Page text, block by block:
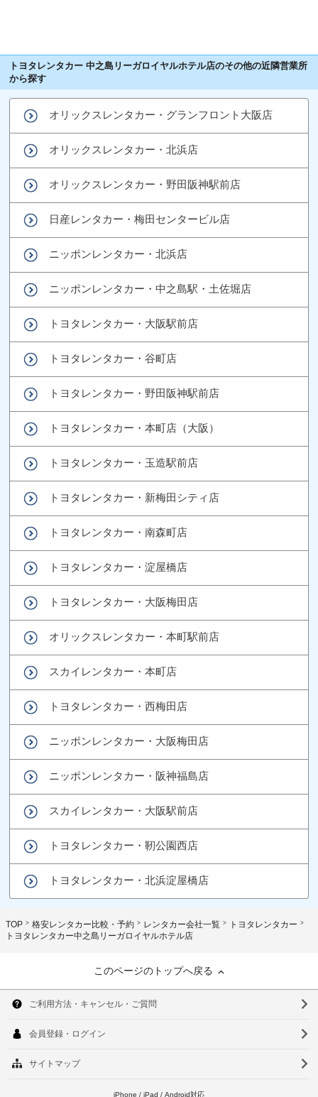
トヨタレンタカー 中之島リーガロイヤルホテル店のその他の近隣営業所
から探す
オリックスレンタカー・グランフロント大阪店
オリックスレンタカー・北浜店
オリックスレンタカー・野田阪神駅前店
日産レンタカー・梅田センタービル店
ニッポンレンタカー・北浜店
ニッポンレンタカー・中之島駅・土佐堀店
トヨタレンタカー・大阪駅前店
トヨタレンタカー・谷町店
トヨタレンタカー・野田阪神駅前店
トヨタレンタカー・本町店（大阪）
トヨタレンタカー・玉造駅前店
トヨタレンタカー・新梅田シティ店
トヨタレンタカー・南森町店
トヨタレンタカー・淀屋橋店
トヨタレンタカー・大阪梅田店
オリックスレンタカー・本町駅前店
スカイレンタカー・本町店
トヨタレンタカー・西梅田店
ニッポンレンタカー・大阪梅田店
ニッポンレンタカー・阪神福島店
スカイレンタカー・大阪駅前店
トヨタレンタカー・靭公園西店
トヨタレンタカー・北浜淀屋橋店
TOP 格安レンタカー比較・予約 レンタカー会社一覧
トヨタレンタカー
トヨタレンタカー中之島リーガロイヤルホテル店
このページのトップへ戻る